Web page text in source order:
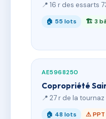
📍 16 r des essarts
🏠 55 lots 🏗 3
AE5968250
Copropriété
📍 27 r de la
🏠 48 lots ⚠ PPT